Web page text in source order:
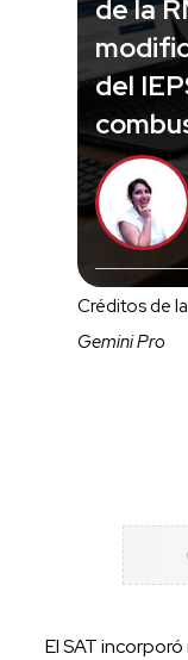
de la
del
Créditos de
Gemini Pro
El SAT